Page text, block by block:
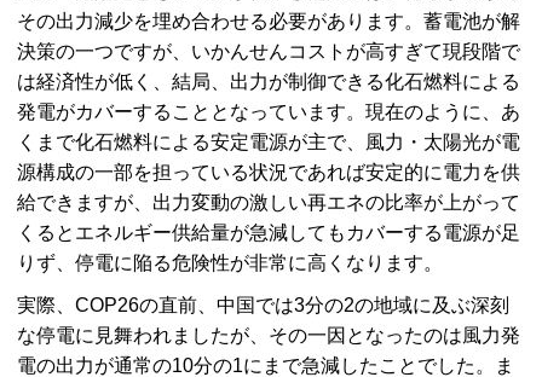
その出力減少を埋め合わせる必要があります。蓄電池が解
決策の一つですが、いかんせんコストが高すぎて現段階で
は経済性が低く、結局、出力が制御できる化石燃料による
発電がカバーすることとなっています。現在のように、あ
くまで化石燃料による安定電源が主で、風力・太陽光が電
源構成の一部を担っている状況であれば安定的に電力を供
給できますが、出力変動の激しい再エネの比率が上がって
くるとエネルギー供給量が急減してもカバーする電源が足
りず、停電に陥る危険性が非常に高くなります。
実際、COP26の直前、中国では3分の2の地域に及ぶ深刻
な停電に見舞われましたが、その一因となったのは風力発
電の出力が通常の10分の1にまで急減したことでした。ま